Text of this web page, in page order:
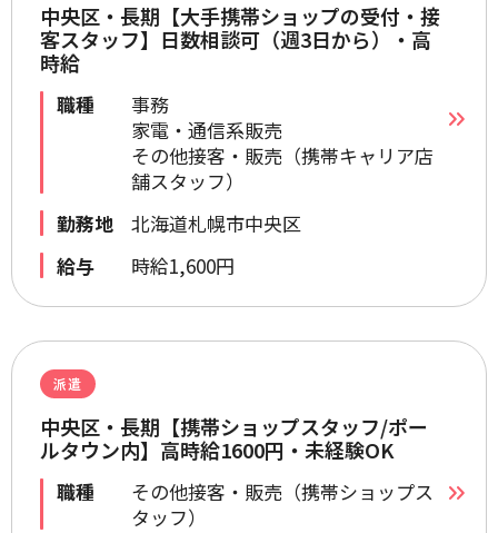
中央区・長期【大手携帯ショップの受付・接
客スタッフ】日数相談可（週3日から）・高
時給
職種
事務
家電・通信系販売
その他接客・販売（携帯キャリア店
舗スタッフ）
勤務地
北海道札幌市中央区
給与
時給1,600円
派遣
中央区・長期【携帯ショップスタッフ/ポー
ルタウン内】高時給1600円・未経験OK
職種
その他接客・販売（携帯ショップス
タッフ）